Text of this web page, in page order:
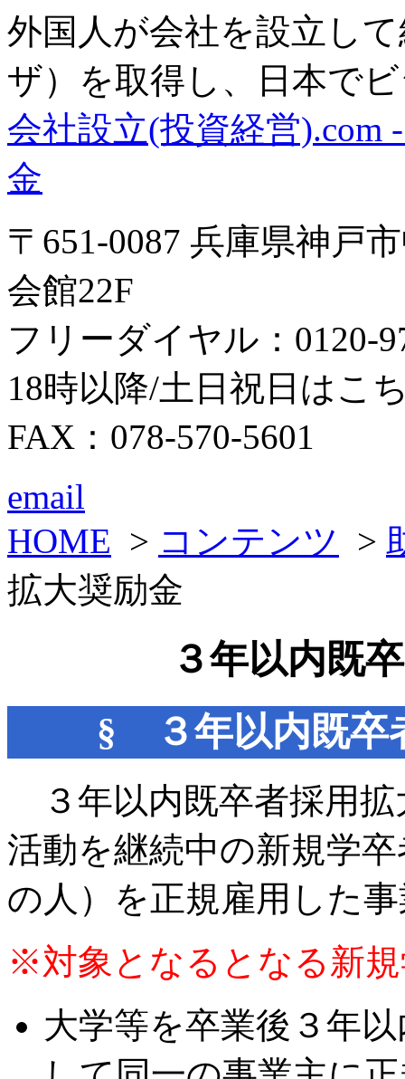
外国人が会社を設立し
ザ）を取得し、日本で
会社設立(投資経営).com
金
〒651-0087 兵庫県神戸
会館22F
フリーダイヤル：0120-
18時以降/土日祝日はこ
FAX：078-570-5601
email
HOME > コンテンツ >
拡大奨励金
３年以内既
§ ３年以内既卒
３年以内既卒者採用拡
活動を継続中の新規学
の人）を正規雇用した
※対象となるとなる新
大学等を卒業後３年